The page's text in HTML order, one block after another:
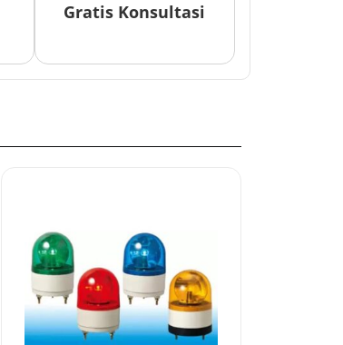
Gratis Konsultasi